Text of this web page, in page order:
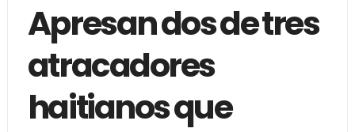
Apresan dos de tres
atracadores
haitianos que